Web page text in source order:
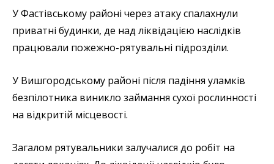
У Фастівському районі через атаку спалахнули
приватні будинки, де над ліквідацією наслідків
працювали пожежно-рятувальні підрозділи.
У Вишгородському районі після падіння уламків
безпілотника виникло займання сухої рослинності
на відкритій місцевості.
Загалом рятувальники залучалися до робіт на